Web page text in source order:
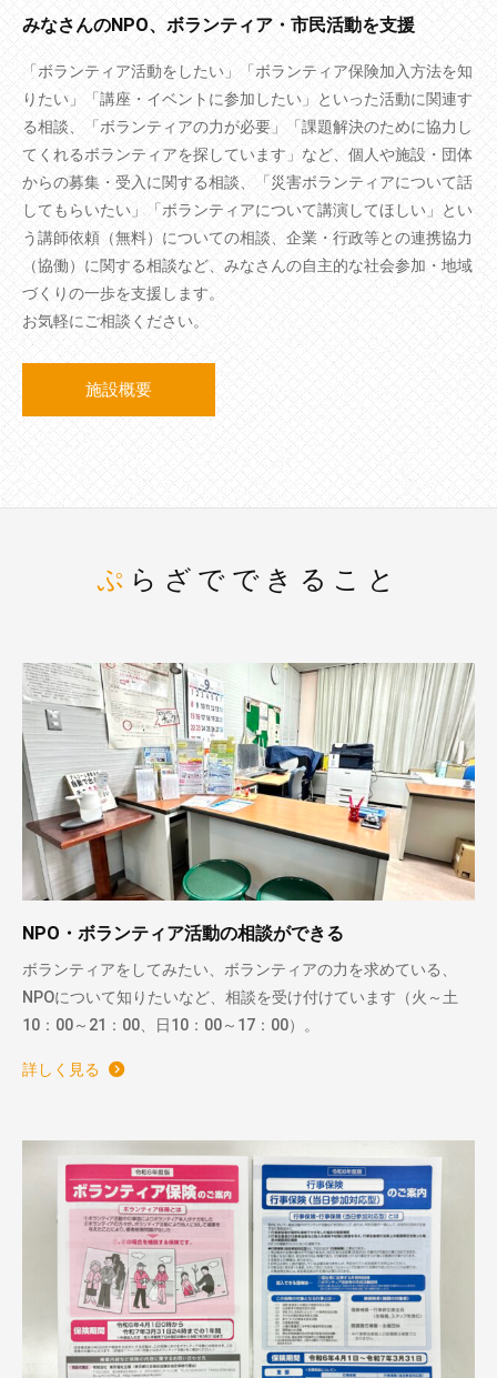
みなさんのNPO、ボランティア・市民活動を支援
「ボランティア活動をしたい」「ボランティア保険加入方法を知
りたい」「講座・イベントに参加したい」といった活動に関連す
る相談、「ボランティアの力が必要」「課題解決のために協力し
てくれるボランティアを探しています」など、個人や施設・団体
からの募集・受入に関する相談、「災害ボランティアについて話
してもらいたい」「ボランティアについて講演してほしい」とい
う講師依頼（無料）についての相談、企業・行政等との連携協力
（協働）に関する相談など、みなさんの自主的な社会参加・地域
づくりの一歩を支援します。
お気軽にご相談ください。
施設概要
ぷらざでできること
NPO・ボランティア活動の相談ができる
ボランティアをしてみたい、ボランティアの力を求めている、
NPOについて知りたいなど、相談を受け付けています（火～土
10：00～21：00、日10：00～17：00）。
詳しく見る